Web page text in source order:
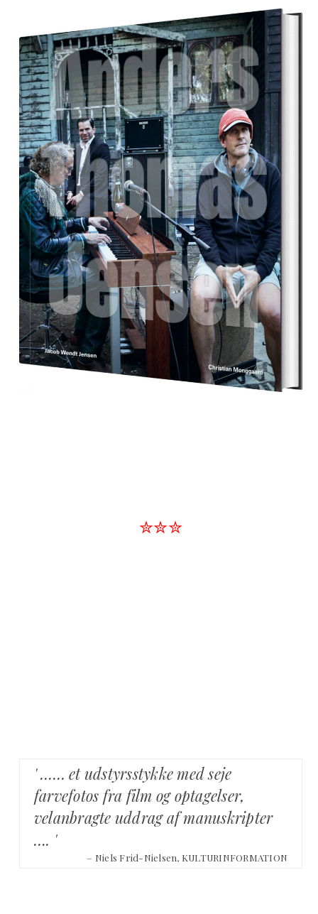
✮✮✮
' …… et udstyrsstykke med seje
farvefotos fra film og optagelser,
velanbragte uddrag af manuskripter
…. '
– Niels Frid-Nielsen, KULTURINFORMATION